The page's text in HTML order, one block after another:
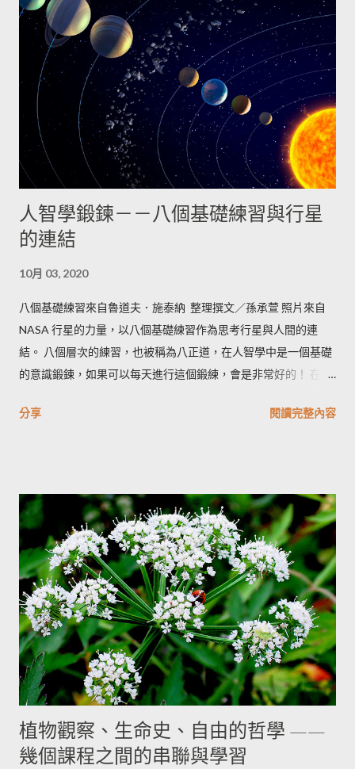
人智學鍛鍊－－八個基礎練習與行星
的連結
10月 03, 2020
八個基礎練習來自魯道夫．施泰納 整理撰文／孫承萱 照片來自
NASA 行星的力量，以八個基礎練習作為思考行星與人間的連
結。 八個層次的練習，也被稱為八正道，在人智學中是一個基礎
的意識鍛鍊，如果可以每天進行這個鍛練，會是非常好的！ 在施
展，最近與各位分享的八正道的練習，正是協助發展我們內在蓮
索的行動，每一件無意義的作為遠離我們的心魂。一個人的所作
所為應當有充足完備的理由，並且拋開無意義的行為舉止。一旦
確認了決定的正確性，便秉持內在的信念，堅持到底。 這就是所
謂的 正思維。」 太陽帶來和諧的能量與存在的特質。 靜靜地陪
伴宇宙間所有的存在互動、位移，觀照著整個宇宙的狀態，以無
私的姿態安靜的尊重彼此。 太陽也在整個宇宙創造出一個充滿光
亮的空間，在那空間中，一呼一吸帶著和諧與平靜的溫暖。 在這
一天，我們在內心邀請太陽的力量進入，協助我們將意識延伸到
太陽的姿態，他的奉獻、安靜、寬容與周全。 每個人都有內在道
德性的直覺，當我們連結到太陽的力量時，很容易能感受到那股
和諧能量與安靜的感受，我們試著將正思維帶入星期日的生活
中，將有機會更認識自己的某個面向。 照片來自medium.com 星
分享 閱讀完整內容
植物觀察、生命史、自由的哲學 ——
幾個課程之間的串聯與學習